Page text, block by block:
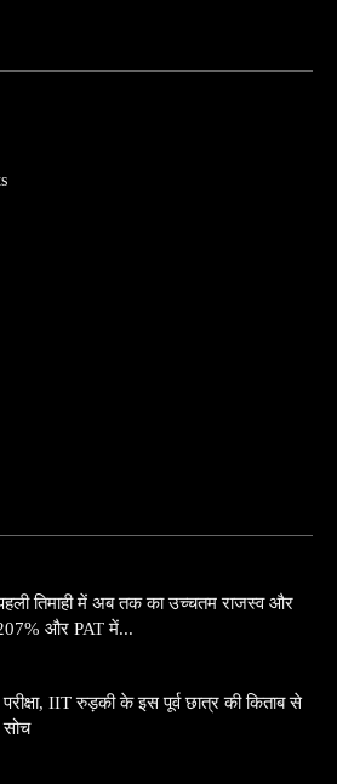
पहली तिमाही में अब तक का उच्चतम राजस्व और
और PAT में...
IIT रुड़की के इस पूर्व छात्र की किताब से
सोच